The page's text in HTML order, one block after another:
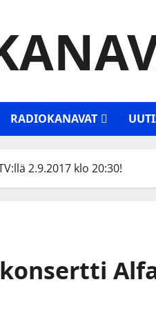
RADIOKANAVAT
2.9.2017 klo 20:30!